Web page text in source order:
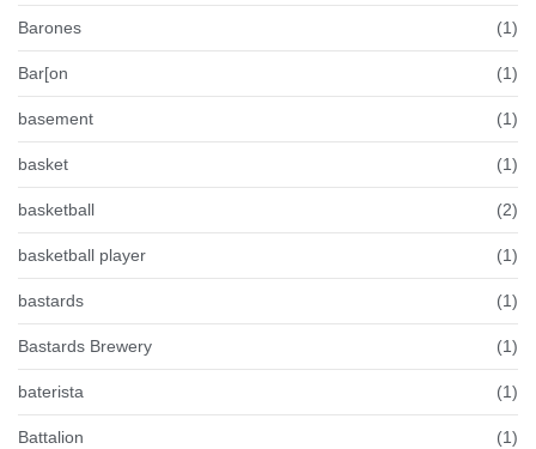
Barones (1)
Bar[on (1)
basement (1)
basket (1)
basketball (2)
basketball player (1)
bastards (1)
Bastards Brewery (1)
baterista (1)
Battalion (1)